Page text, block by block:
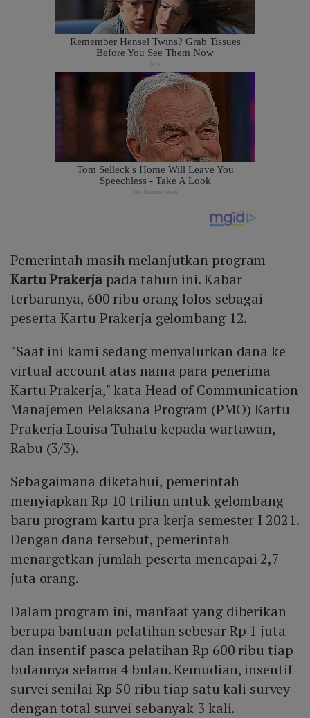
Pemerintah masih melanjutkan program
Kartu Prakerjapada tahun ini. Kabar
terbarunya, 600 ribu orang lolos sebagai
peserta Kartu Prakerja gelombang 12.
"Saat ini kami sedang menyalurkan dana ke
virtual account atas nama para penerima
Kartu Prakerja," kata Head of Communication
Manajemen Pelaksana Program (PMO) Kartu
Prakerja Louisa Tuhatu kepada wartawan,
Rabu (3/3).
Sebagaimana diketahui, pemerintah
menyiapkan Rp 10 triliun untuk gelombang
baru program kartu pra kerja semester I 2021.
Dengan dana tersebut, pemerintah
menargetkan jumlah peserta mencapai 2,7
juta orang.
Dalam program ini, manfaat yang diberikan
berupa bantuan pelatihan sebesar Rp 1 juta
dan insentif pasca pelatihan Rp 600 ribu tiap
bulannya selama 4 bulan. Kemudian, insentif
survei senilai Rp 50 ribu tiap satu kali survey
dengan total survei sebanyak 3 kali.